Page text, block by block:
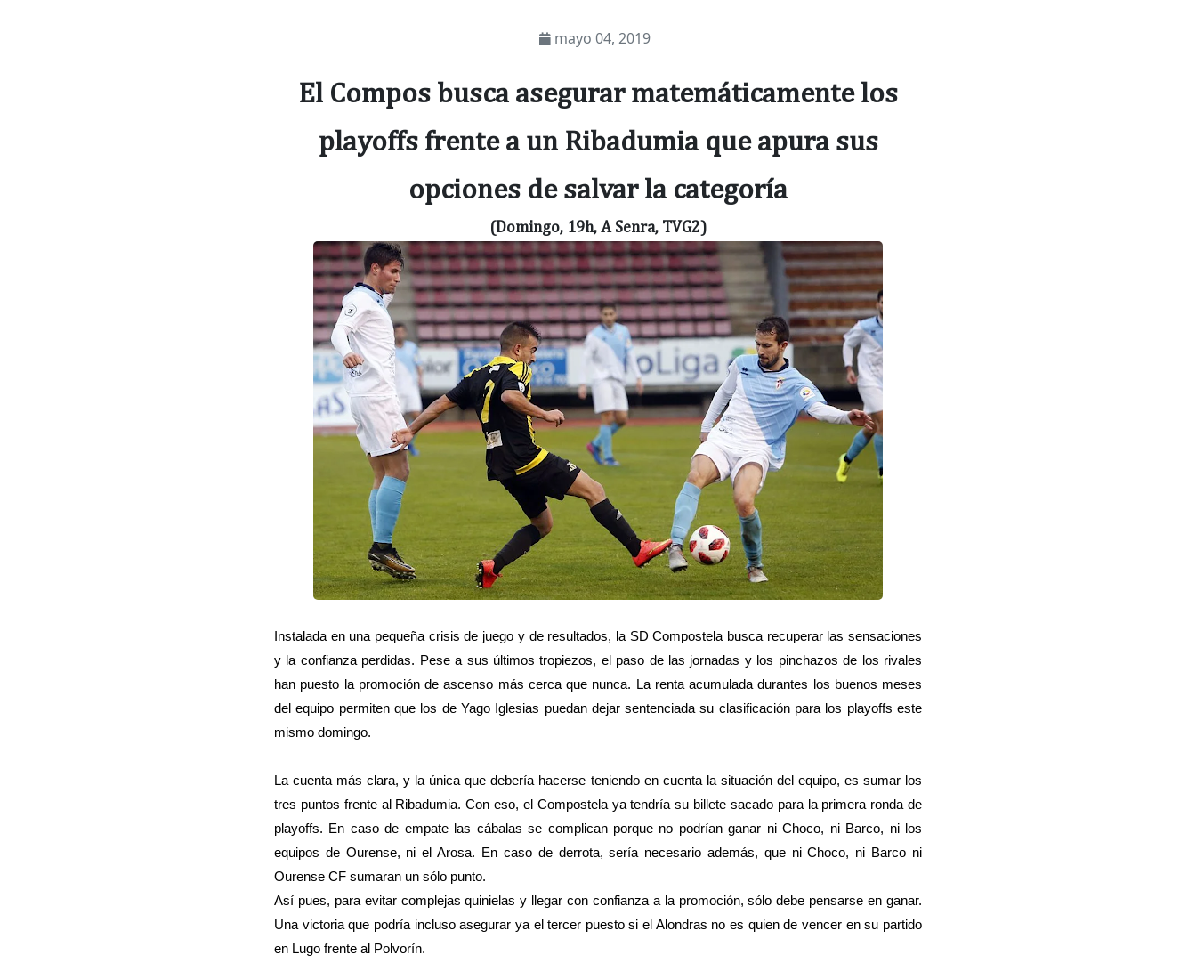
mayo 04, 2019
El Compos busca asegurar matemáticamente los
playoffs frente a un Ribadumia que apura sus
opciones de salvar la categoría
(Domingo, 19h, A Senra, TVG2)
Instalada en una pequeña crisis de juego y de resultados, la SD Compostela busca recuperar las sensaciones
y la confianza perdidas. Pese a sus últimos tropiezos, el paso de las jornadas y los pinchazos de los rivales
han puesto la promoción de ascenso más cerca que nunca. La renta acumulada durantes los buenos meses
del equipo permiten que los de Yago Iglesias puedan dejar sentenciada su clasificación para los playoffs este
mismo domingo.
La cuenta más clara, y la única que debería hacerse teniendo en cuenta la situación del equipo, es sumar los
tres puntos frente al Ribadumia. Con eso, el Compostela ya tendría su billete sacado para la primera ronda de
playoffs. En caso de empate las cábalas se complican porque no podrían ganar ni Choco, ni Barco, ni los
equipos de Ourense, ni el Arosa. En caso de derrota, sería necesario además, que ni Choco, ni Barco ni
Ourense CF sumaran un sólo punto.
Así pues, para evitar complejas quinielas y llegar con confianza a la promoción, sólo debe pensarse en ganar.
Una victoria que podría incluso asegurar ya el tercer puesto si el Alondras no es quien de vencer en su partido
en Lugo frente al Polvorín.